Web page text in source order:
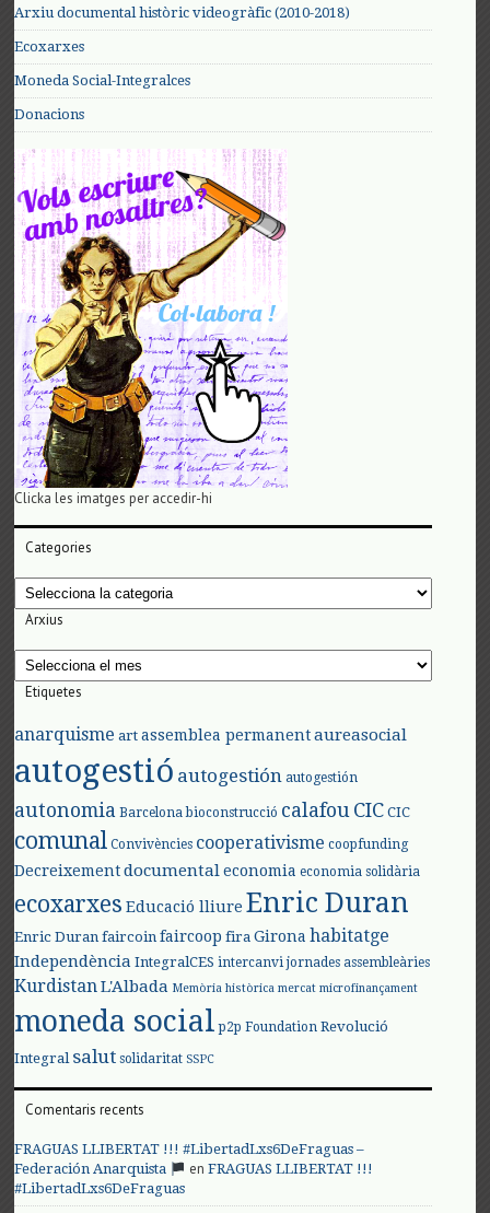
Arxiu documental històric videogràfic (2010-2018)
Ecoxarxes
Moneda Social-Integralces
Donacions
Clicka les imatges per accedir-hi
Categories
Categories
Arxius
Arxius
Etiquetes
anarquisme art assemblea permanent aureasocial
autogestió autogestión autogestión
autonomia Barcelona bioconstrucció calafouCIC CIC
comunal Convivències cooperativisme coopfunding
Decreixement documental economia economia solidària
ecoxarxes Educació lliure Enric Duran
Enric Duran faircoin faircoop fira Girona habitatge
Independència IntegralCES intercanvi jornades assembleàries
KurdistanL'Albada Memòria històrica mercat microfinançament
moneda social p2p Foundation Revolució
Integral salut solidaritat SSPC
Comentaris recents
FRAGUAS LLIBERTAT !!! #LibertadLxs6DeFraguas –
Federación Anarquista
enFRAGUAS LLIBERTAT !!!
#LibertadLxs6DeFraguas